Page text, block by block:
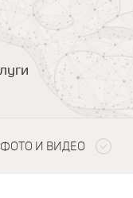
ФОТО И ВИДЕО